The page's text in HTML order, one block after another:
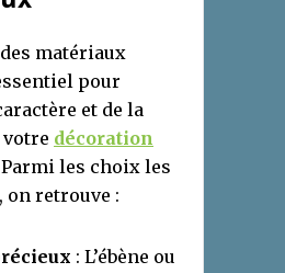
matériaux
pour
et de la
décoration
Parmi les choix les
on retrouve :
: L’ébène ou